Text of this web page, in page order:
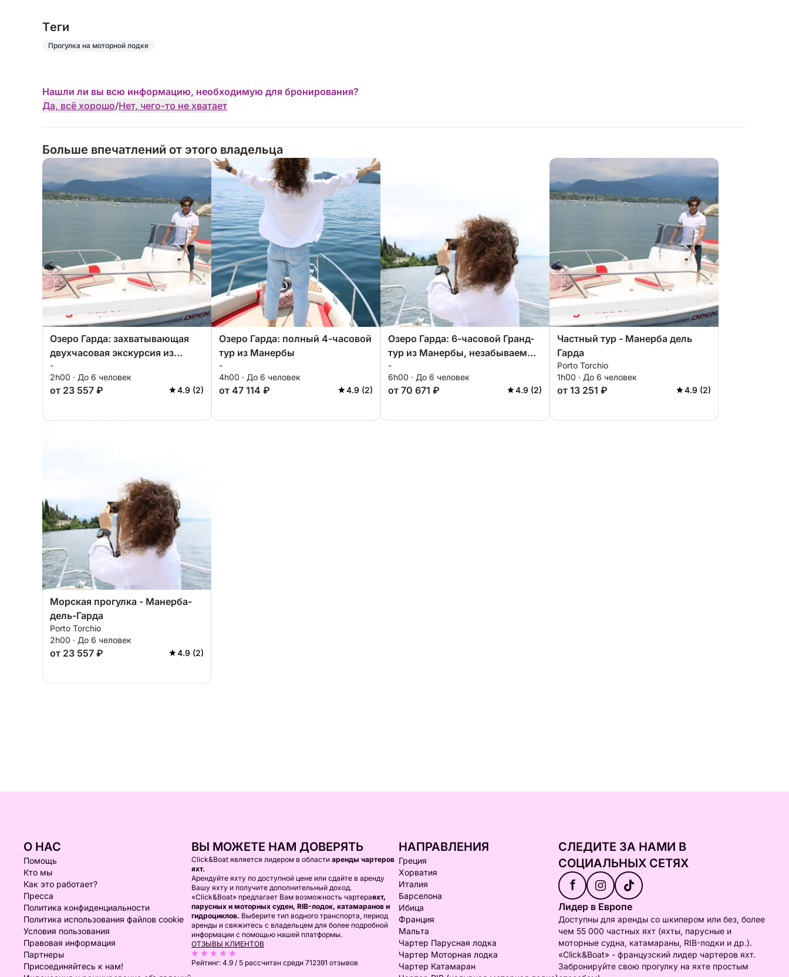
Tеги
Прогулка на моторной лодке
Нашли ли вы всю информацию, необходимую для бронирования?
Да, всё хорошо/Нет, чего-то не хватает
Больше впечатлений от этого владельца
Озеро Гарда: захватывающая
двухчасовая экскурсия из
Манербы
-
2h00 · До 6 человек
от 23 557 ₽ 4.9 (2)
Озеро Гарда: полный 4-часовой
тур из Манербы
-
4h00 · До 6 человек
от 47 114 ₽ 4.9 (2)
Озеро Гарда: 6-часовой Гранд-
тур из Манербы, незабываемые
впечатления
-
6h00 · До 6 человек
от 70 671 ₽ 4.9 (2)
Частный тур - Манерба дель
Гарда
Porto Torchio
1h00 · До 6 человек
от 13 251 ₽ 4.9 (2)
Морская прогулка - Манерба-
дель-Гарда
Porto Torchio
2h00 · До 6 человек
от 23 557 ₽ 4.9 (2)
О НАС
Помощь
Кто мы
Как это работает?
Пресса
Политика конфиденциальности
Политика использования файлов cookie
Условия пользования
Правовая информация
Партнеры
Присоединяйтесь к нам!
ВЫ МОЖЕТЕ НАМ ДОВЕРЯТЬ
Click&Boat является лидером в области аренды чартеров
яхт.
Арендуйте яхту по доступной цене или сдайте в аренду
Вашу яхту и получите дополнительный доход.
«Click&Boat» предлагает Вам возможность чартераяхт,
парусных и моторных суден, RIB-лодок, катамаранов и
гидроциклов. Выберите тип водного транспорта, период
аренды и свяжитесь с владельцем для более подробной
информации с помощью нашей платформы.
ОТЗЫВЫ КЛИЕНТОВ
Рейтинг: 4.9 / 5 рассчитан среди 712391 отзывов
НАПРАВЛЕНИЯ
Греция
Хорватия
Италия
Барселона
Ибица
Франция
Мальта
Чартер Парусная лодка
Чартер Моторная лодка
Чартер Катамаран
СЛЕДИТЕ ЗА НАМИ В
СОЦИАЛЬНЫХ СЕТЯХ
f
Лидер в Европе
Доступны для аренды со шкипером или без, более
чем 55 000 частных яхт (яхты, парусные и
моторные судна, катамараны, RIB-лодки и др.).
«Click&Boat» - французский лидер чартеров яхт.
Забронируйте свою прогулку на яхте простым